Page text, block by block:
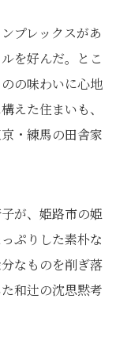
プレックスがあ
を好んだ。とこ
の味わいに心地
えた住まいも、
・練馬の田舎家
が、姫路市の姫
ぷりした素朴な
なものを削ぎ落
和辻の沈思黙考